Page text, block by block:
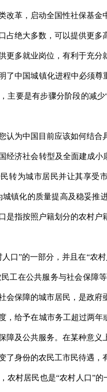
改革，启动全国性社保基金
绝大多数，可以提供更多
更多就业岗位，有利于充
了中国城镇化进程中必须尊
主要是有步骤分阶段的减
为中国目前应该如何结合
济社会转型及全面建成小
转为城市居民并让其享受
城镇化的质量提高及稳妥推
是指按照户籍划分的农村
”的一部分，并且在“农村
工在公共服务与社会保障
会保障的城市居民，是政
，给予在城市务工超过两
障及公共服务。在某种意
了身份的农民工市民待遇，
村居民也是“农村人口”的